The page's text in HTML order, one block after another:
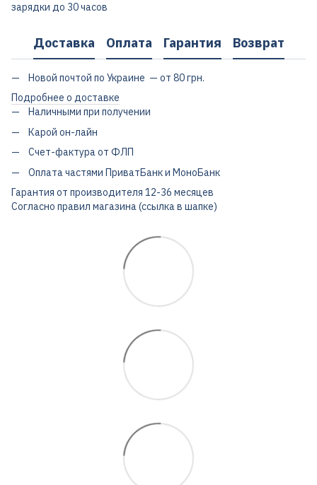
зарядки до 30 часов
Доставка Оплата Гарантия Возврат
Новой почтой по Украине — от 80 грн.
Подробнее о доставке
Наличными при получении
Карой он-лайн
Счет-фактура от ФЛП
Оплата частями ПриватБанк и МоноБанк
Гарантия от производителя 12-36 месяцев
Согласно правил магазина (ссылка в шапке)